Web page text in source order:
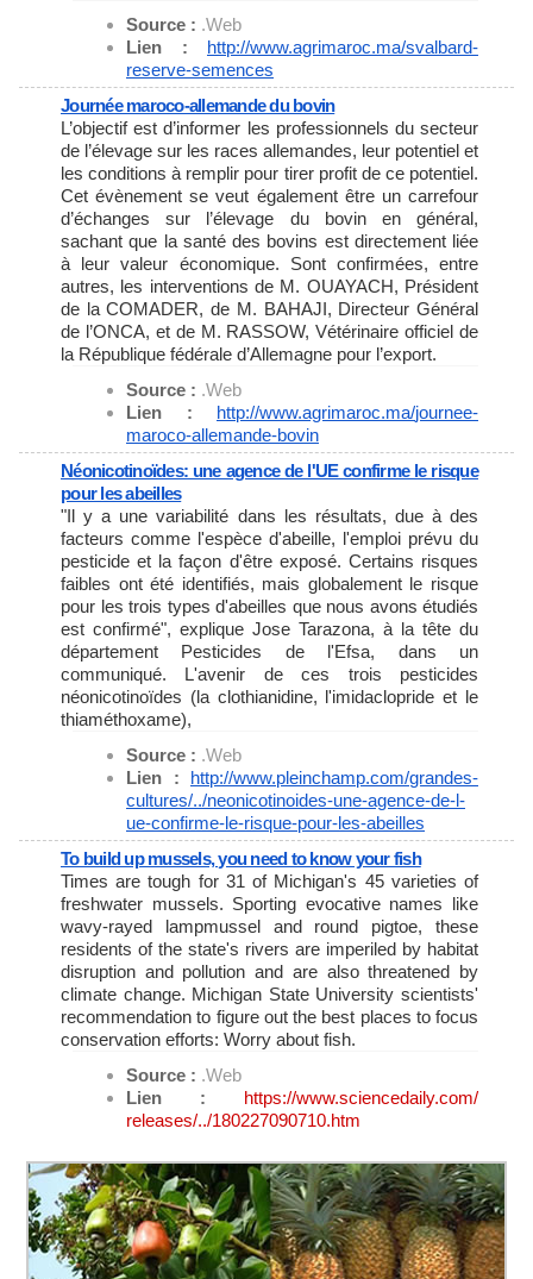
Source : .Web
Lien : http://www.agrimaroc.ma/svalbard-
reserve-semences
Journée maroco-allemande du bovin
L’objectif est d’informer les professionnels du secteur
de l’élevage sur les races allemandes, leur potentiel et
les conditions à remplir pour tirer profit de ce potentiel.
Cet évènement se veut également être un carrefour
d’échanges sur l’élevage du bovin en général,
sachant que la santé des bovins est directement liée
à leur valeur économique. Sont confirmées, entre
autres, les interventions de M. OUAYACH, Président
de la COMADER, de M. BAHAJI, Directeur Général
de l’ONCA, et de M. RASSOW, Vétérinaire officiel de
la République fédérale d’Allemagne pour l’export.
Source : .Web
Lien : http://www.agrimaroc.ma/journee-
maroco-allemande-bovin
Néonicotinoïdes: une agence de l'UE confirme le risque
pour les abeilles
"Il y a une variabilité dans les résultats, due à des
facteurs comme l'espèce d'abeille, l'emploi prévu du
pesticide et la façon d'être exposé. Certains risques
faibles ont été identifiés, mais globalement le risque
pour les trois types d'abeilles que nous avons étudiés
est confirmé", explique Jose Tarazona, à la tête du
département Pesticides de l'Efsa, dans un
communiqué. L'avenir de ces trois pesticides
néonicotinoïdes (la clothianidine, l'imidaclopride et le
thiaméthoxame),
Source : .Web
Lien : http://www.pleinchamp.com/grandes-
cultures/../neonicotinoides-une-agence-de-l-
ue-confirme-le-risque-pour-les-abeilles
To build up mussels, you need to know your fish
Times are tough for 31 of Michigan's 45 varieties of
freshwater mussels. Sporting evocative names like
wavy-rayed lampmussel and round pigtoe, these
residents of the state's rivers are imperiled by habitat
disruption and pollution and are also threatened by
climate change. Michigan State University scientists'
recommendation to figure out the best places to focus
conservation efforts: Worry about fish.
Source : .Web
Lien : https://www.sciencedaily.com/
releases/../180227090710.htm